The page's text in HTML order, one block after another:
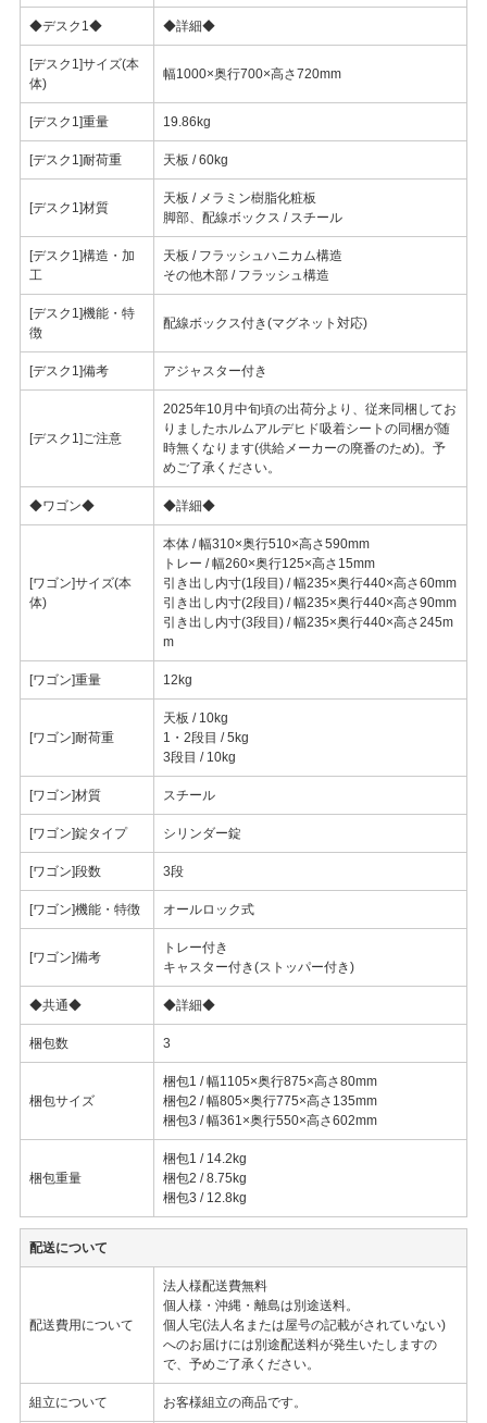
◆デスク1◆ ◆詳細◆
[デスク1]サイズ(本
体)
幅1000×奥行700×高さ720mm
[デスク1]重量 19.86kg
[デスク1]耐荷重 天板 / 60kg
[デスク1]材質
天板 / メラミン樹脂化粧板
脚部、配線ボックス / スチール
[デスク1]構造・加
工
天板 / フラッシュハニカム構造
その他木部 / フラッシュ構造
[デスク1]機能・特
徴
配線ボックス付き(マグネット対応)
[デスク1]備考 アジャスター付き
[デスク1]ご注意
2025年10月中旬頃の出荷分より、従来同梱してお
りましたホルムアルデヒド吸着シートの同梱が随
時無くなります(供給メーカーの廃番のため)。予
めご了承ください。
◆ワゴン◆ ◆詳細◆
[ワゴン]サイズ(本
体)
本体 / 幅310×奥行510×高さ590mm
トレー / 幅260×奥行125×高さ15mm
引き出し内寸(1段目) / 幅235×奥行440×高さ60mm
引き出し内寸(2段目) / 幅235×奥行440×高さ90mm
引き出し内寸(3段目) / 幅235×奥行440×高さ245m
m
[ワゴン]重量 12kg
[ワゴン]耐荷重
天板 / 10kg
1・2段目 / 5kg
3段目 / 10kg
[ワゴン]材質 スチール
[ワゴン]錠タイプ シリンダー錠
[ワゴン]段数 3段
[ワゴン]機能・特徴 オールロック式
[ワゴン]備考
トレー付き
キャスター付き(ストッパー付き)
◆共通◆ ◆詳細◆
梱包数 3
梱包サイズ
梱包1 / 幅1105×奥行875×高さ80mm
梱包2 / 幅805×奥行775×高さ135mm
梱包3 / 幅361×奥行550×高さ602mm
梱包重量
梱包1 / 14.2kg
梱包2 / 8.75kg
梱包3 / 12.8kg
配送について
配送費用について
法人様配送費無料
個人様・沖縄・離島は別途送料。
個人宅(法人名または屋号の記載がされていない)
へのお届けには別途配送料が発生いたしますの
で、予めご了承ください。
組立について お客様組立の商品です。